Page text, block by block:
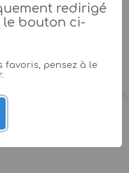
redirigé
le bouton ci-
favoris, pensez à le